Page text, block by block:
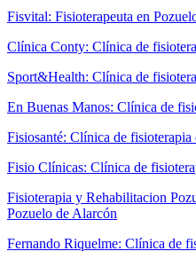
Fisvital: Fisioterapeuta en
Clínica Conty: Clínica de
Sport&Health: Clínica de
En Buenas Manos: Clínica de
Fisiosanté: Clínica de
Fisio Clínicas: Clínica de
Fisioterapia y Rehabilitacion
Pozuelo de Alarcón
Fernando Riquelme: Clínica de